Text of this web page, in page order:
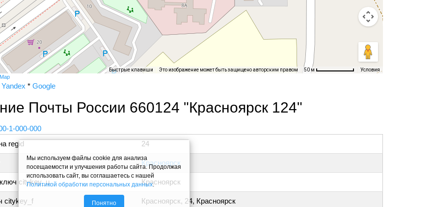
Быстрые клавиши Это изображение может быть защищено авторским правом 50 м Условия
Yandex * Google
Почты России 660124 "Красноярск 124"
1-000-000
regid
24
Красноярск
citykey_u Красноярск
citykey_f Красноярск, 24, Красноярск
Мы используем файлы cookie для анализа
посещаемости и улучшения работы сайта. Продолжая
использовать сайт, вы соглашаетесь с нашей
Политикой обработки персональных данных.
Понятно